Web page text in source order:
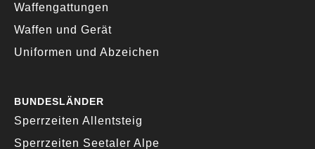
Waffengattungen
Waffen und Gerät
Uniformen und Abzeichen
BUNDESLÄNDER
Sperrzeiten Allentsteig
Sperrzeiten Seetaler Alpe